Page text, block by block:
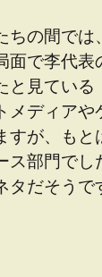
ちの間では
面で李代表
と見ている
ディアや
すが、もと
ス部門でし
だそうで